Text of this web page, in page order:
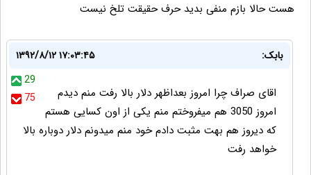
هست حالا بازم منفی بدید حرف حقیقت تلخ نیست
بابک:
۱۳۹۲/۸/۱۲ ۱۷:۰۳:۴۵
29
75
اقای صراف چرا امروز بعداظهر دلار بالا رفت منم دیدم
امروز 3050 هم میفروختم منم یکی از اون کسایی هستم
که دیروز هم بهت مثبت دادم خود منم میدونم دلار دوباره بالا
خواهد رفت